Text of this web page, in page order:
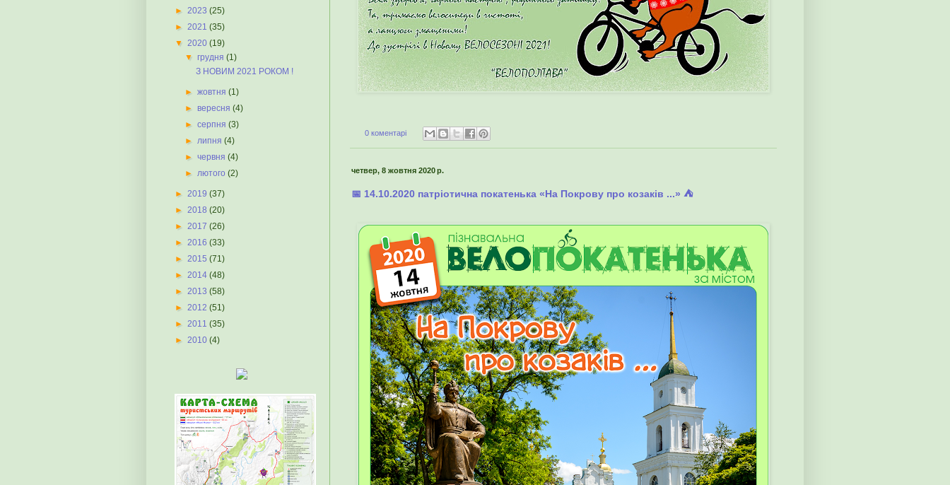
0 коментарі
четвер, 8 жовтня 2020 р.
📅 14.10.2020 патріотична покатенька «На Покрову про козаків ...» ⛺️
► 2023 (25)
► 2021 (35)
▼ 2020 (19)
▼грудня(1)
З НОВИМ 2021 РОКОМ !
►жовтня(1)
►вересня(4)
►серпня(3)
►липня(4)
►червня(4)
►лютого(2)
► 2019 (37)
► 2018 (20)
► 2017 (26)
► 2016 (33)
► 2015 (71)
► 2014 (48)
► 2013 (58)
► 2012 (51)
► 2011 (35)
► 2010 (4)